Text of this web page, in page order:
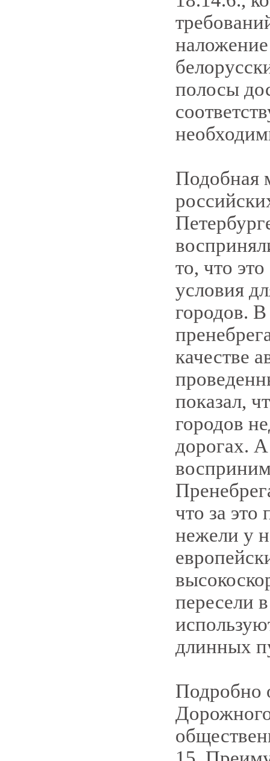
полосы
Подобная
то, что
условия
городов.
качестве
показал,
городов
дорогах.
что за
нежели у
пересели
длинных
Подробно